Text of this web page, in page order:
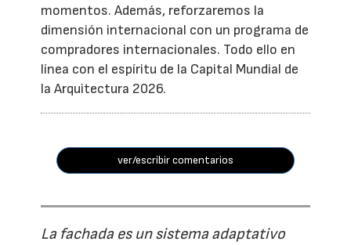
momentos. Además, reforzaremos la
dimensión internacional con un programa de
compradores internacionales. Todo ello en
línea con el espíritu de la Capital Mundial de
la Arquitectura 2026.
ver/escribir comentarios
La fachada es un sistema adaptativo